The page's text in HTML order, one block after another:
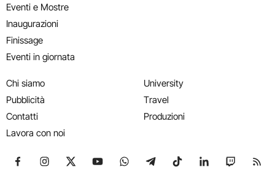
Eventi e Mostre
Inaugurazioni
Finissage
Eventi in giornata
Chi siamo
Pubblicità
Contatti
Lavora con noi
University
Travel
Produzioni
Seguici su Facebook
Seguici su Instagram
Seguici su X
Seguici su YouTube
Seguici su WhatsApp
Seguici su Telegram
Seguici su TikTok
Seguici su
Seguici